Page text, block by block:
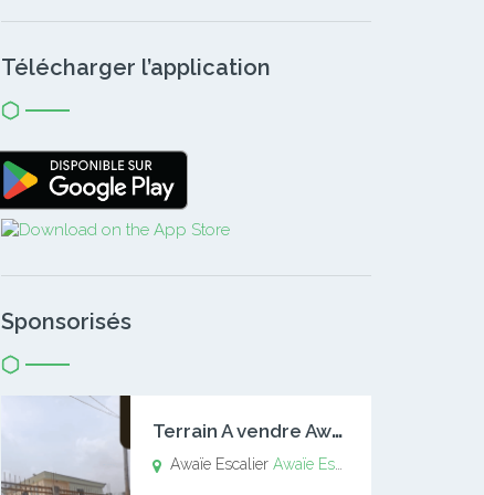
Télécharger l’application
Sponsorisés
T
errain A vendre Awaïe Escalier
Awaïe EscalierAwaïe Escalier